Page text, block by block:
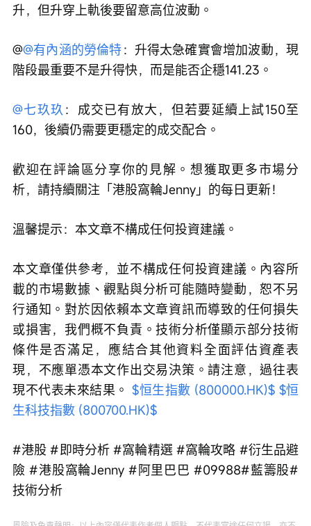
升，但升穿上軌後要留意高位波動。
@@有內涵的勞倫特：升得太急確實會增加波動，現
階段最重要不是升得快，而是能否企穩141.23。
@七玖玖 ：成交已有放大，但若要延續上試150至
160，後續仍需要更穩定的成交配合。
歡迎在評論區分享你的見解。想獲取更多市場分
析，請持續關注「港股窩輪Jenny」的每日更新！
溫馨提示：本文章不構成任何投資建議。
本文章僅供參考，並不構成任何投資建議。內容所
載的市場數據、觀點與分析可能隨時變動，恕不另
行通知。對於因依賴本文章資訊而導致的任何損失
或損害，我們概不負責。技術分析僅顯示部分技術
條件是否滿足，應結合其他資料全面評估資產表
現，不應單憑本文作出交易決策。請注意，過往表
現不代表未來結果。 $恒生指數 (800000.HK)$ $恒
生科技指數 (800700.HK)$
#港股 #即時分析 #窩輪精選 #窩輪攻略 #衍生品避
險 #港股窩輪Jenny #阿里巴巴 #09988#藍籌股#
技術分析